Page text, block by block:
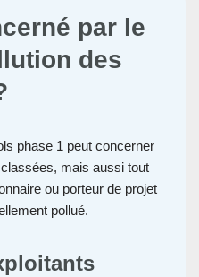
par le
des
phase 1 peut concerner
mais aussi tout
ou porteur de projet
pollué.